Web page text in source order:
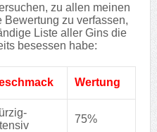
zu allen meinen
zu verfassen,
Liste aller Gins die
besessen habe:
Wertung
75%